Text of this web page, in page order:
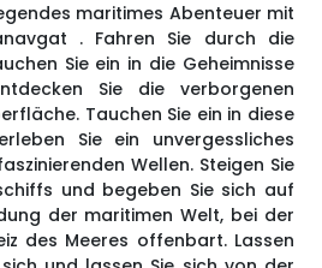
maritimes Abenteuer mit
. Fahren Sie durch die
Sie ein in die Geheimnisse
Sie die verborgenen
Tauchen Sie ein in diese
Sie ein unvergessliches
Wellen. Steigen Sie
und begeben Sie sich auf
der maritimen Welt, bei der
des Meeres offenbart. Lassen